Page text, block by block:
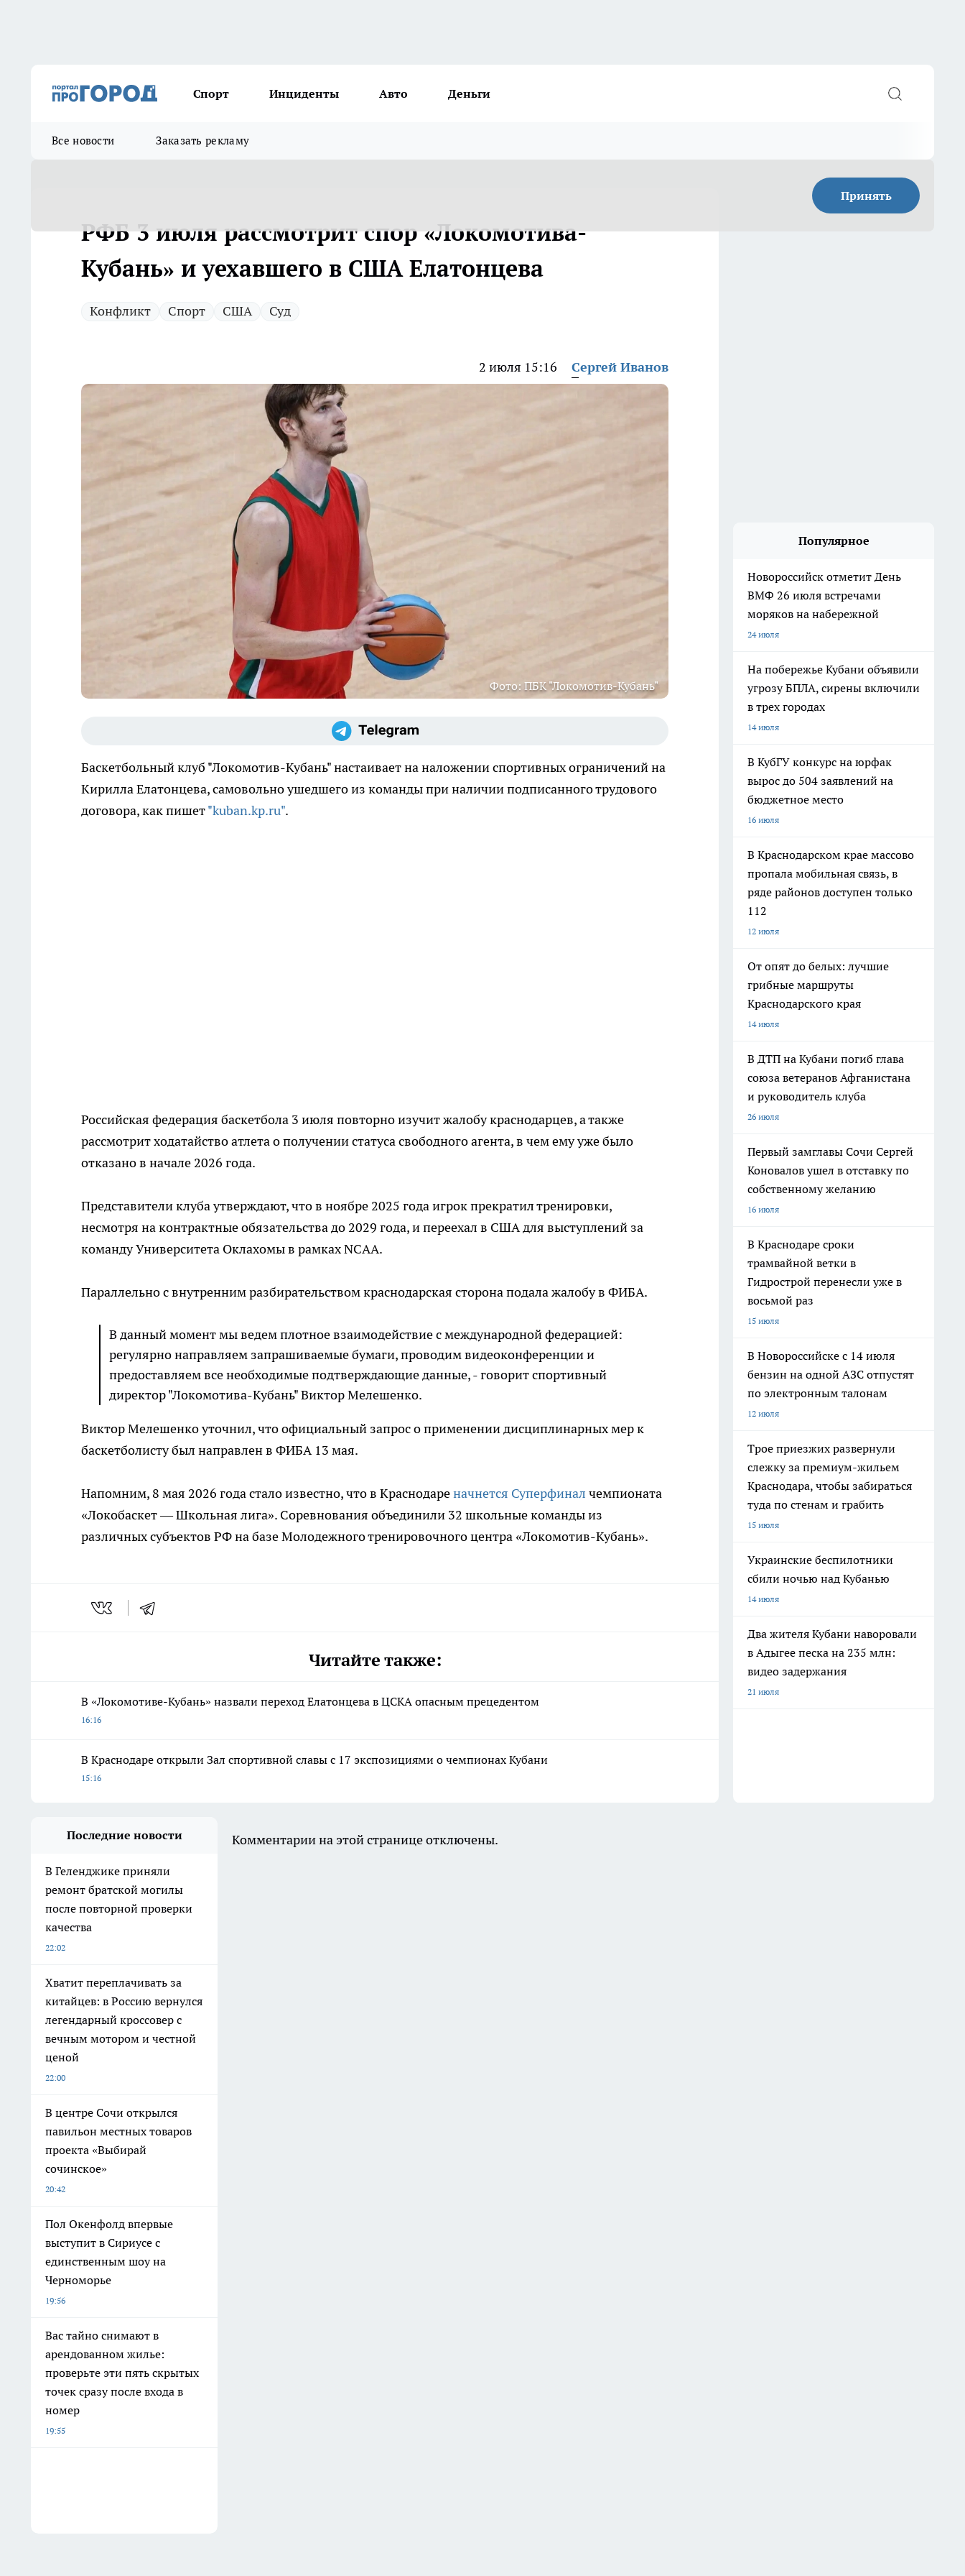
Спорт Инциденты Авто Деньги
Все новости Заказать рекламу
Принять
РФБ 3 июля рассмотрит спор «Локомотива-
Кубань» и уехавшего в США Елатонцева
Конфликт Спорт США Суд
2 июля 15:16 Сергей Иванов
Фото: ПБК "Локомотив-Кубань"
Баскетбольный клуб "Локомотив-Кубань" настаивает на наложении спортивных ограничений на
Кирилла Елатонцева, самовольно ушедшего из команды при наличии подписанного трудового
договора, как пишет"kuban.kp.ru".
Российская федерация баскетбола 3 июля повторно изучит жалобу краснодарцев, а также
рассмотрит ходатайство атлета о получении статуса свободного агента, в чем ему уже было
отказано в начале 2026 года.
Представители клуба утверждают, что в ноябре 2025 года игрок прекратил тренировки,
несмотря на контрактные обязательства до 2029 года, и переехал в США для выступлений за
команду Университета Оклахомы в рамках NCAA.
Параллельно с внутренним разбирательством краснодарская сторона подала жалобу в ФИБА.
В данный момент мы ведем плотное взаимодействие с международной федерацией:
регулярно направляем запрашиваемые бумаги, проводим видеоконференции и
предоставляем все необходимые подтверждающие данные, - говорит спортивный
директор "Локомотива-Кубань" Виктор Мелешенко.
Виктор Мелешенко уточнил, что официальный запрос о применении дисциплинарных мер к
баскетболисту был направлен в ФИБА 13 мая.
Напомним, 8 мая 2026 года стало известно, что в Краснодареначнется Суперфинал чемпионата
«Локобаскет — Школьная лига». Соревнования объединили 32 школьные команды из
различных субъектов РФ на базе Молодежного тренировочного центра «Локомотив-Кубань».
Читайте также:
В «Локомотиве-Кубань» назвали переход Елатонцева в ЦСКА опасным прецедентом
16:16
В Краснодаре открыли Зал спортивной славы с 17 экспозициями о чемпионах Кубани
15:16
Популярное
Новороссийск отметит День
ВМФ 26 июля встречами
моряков на набережной
24 июля
На побережье Кубани объявили
угрозу БПЛА, сирены включили
в трех городах
14 июля
В КубГУ конкурс на юрфак
вырос до 504 заявлений на
бюджетное место
16 июля
В Краснодарском крае массово
пропала мобильная связь, в
ряде районов доступен только
112
12 июля
От опят до белых: лучшие
грибные маршруты
Краснодарского края
14 июля
В ДТП на Кубани погиб глава
союза ветеранов Афганистана
и руководитель клуба
26 июля
Первый замглавы Сочи Сергей
Коновалов ушел в отставку по
собственному желанию
16 июля
В Краснодаре сроки
трамвайной ветки в
Гидрострой перенесли уже в
восьмой раз
15 июля
В Новороссийске с 14 июля
бензин на одной АЗС отпустят
по электронным талонам
12 июля
Трое приезжих развернули
слежку за премиум-жильем
Краснодара, чтобы забираться
туда по стенам и грабить
15 июля
Украинские беспилотники
сбили ночью над Кубанью
14 июля
Два жителя Кубани наворовали
в Адыгее песка на 235 млн:
видео задержания
21 июля
Последние новости
В Геленджике приняли
ремонт братской могилы
после повторной проверки
качества
22:02
Хватит переплачивать за
китайцев: в Россию вернулся
легендарный кроссовер с
вечным мотором и честной
ценой
22:00
В центре Сочи открылся
павильон местных товаров
проекта «Выбирай
сочинское»
20:42
Пол Окенфолд впервые
выступит в Сириусе с
единственным шоу на
Черноморье
19:56
Вас тайно снимают в
арендованном жилье:
проверьте эти пять скрытых
точек сразу после входа в
номер
19:55
Комментарии на этой странице отключены.